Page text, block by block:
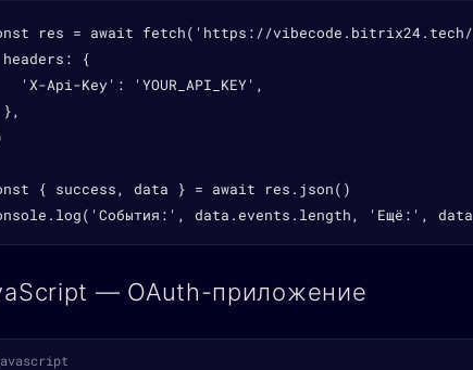
res = await fetch('https://
{
'X-Api-Key': 'YOUR_API_KEY',
{ success, data } = await res.json()
data.events.length, 'Ещё:',
— OAuth-приложение